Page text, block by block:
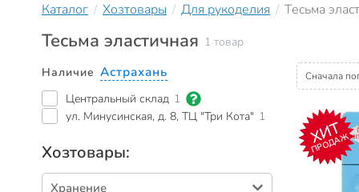
Каталог Хозтовары Для рукоделия Тесьма
Тесьма эластичная 1 товар
Наличие Астрахань
Центральный склад 1
ул. Минусинская, д. 8, ТЦ "Три Кота" 1
Хозтовары:
Хранение
Сначала
ХИТ
ПРОДАЖ